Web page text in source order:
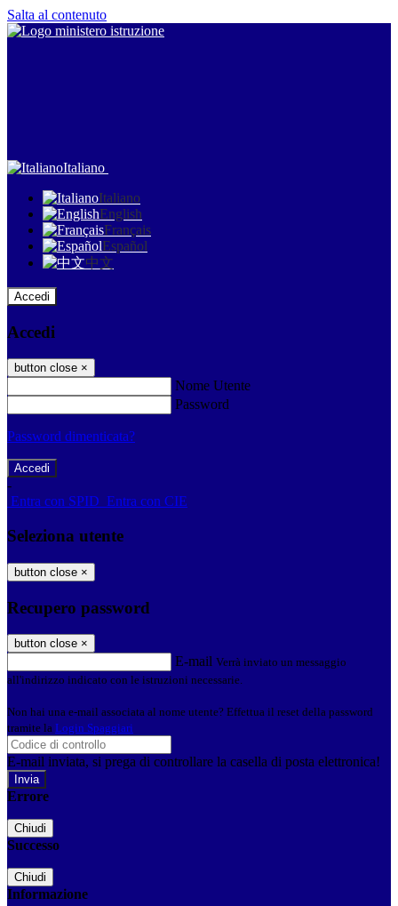
Salta al contenuto
Italiano
Italiano
English
Français
Español
中文
Accedi
Accedi
button close ×
Nome Utente
Password
Password dimenticata?
-
Entra con SPID Entra con CIE
Seleziona utente
button close ×
Recupero password
button close ×
E-mail Verrà inviato un messaggio
all'indirizzo indicato con le istruzioni necessarie.
Non hai una e-mail associata al nome utente? Effettua il reset della password
tramite la Login Spaggiari
E-mail inviata, si prega di controllare la casella di posta elettronica!
Errore
Chiudi
Successo
Chiudi
Informazione